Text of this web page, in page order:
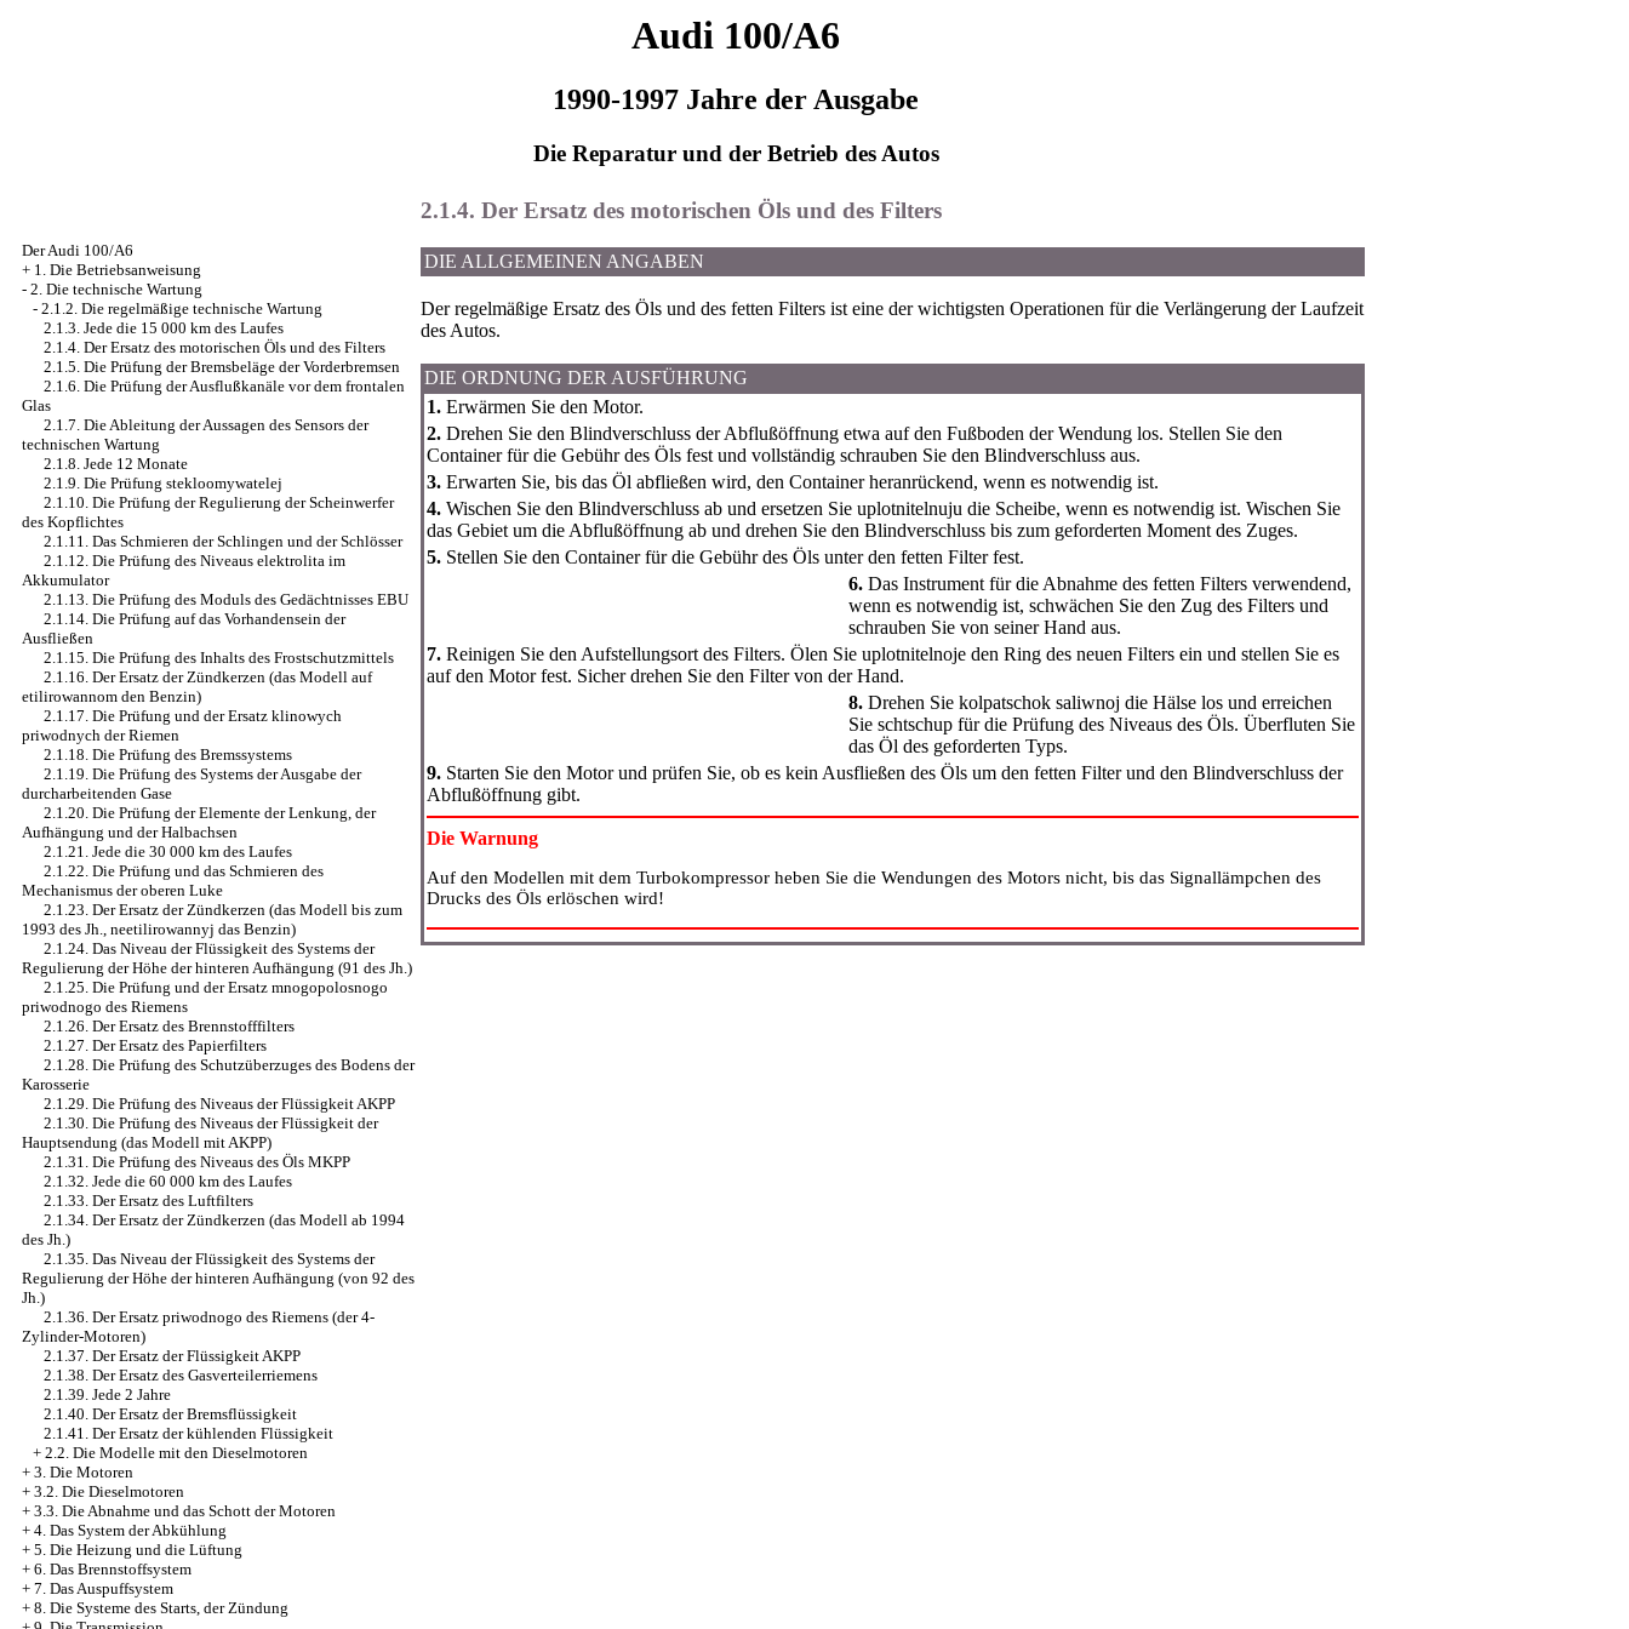
Audi 100/A6
1990-1997 Jahre der Ausgabe
Die Reparatur und der Betrieb des Autos
Der Audi 100/A6
+ 1. Die Betriebsanweisung
- 2. Die technische Wartung
- 2.1.2. Die regelmäßige technische Wartung
2.1.3. Jede die 15 000 km des Laufes
2.1.4. Der Ersatz des motorischen Öls und des Filters
2.1.5. Die Prüfung der Bremsbeläge der Vorderbremsen
2.1.6. Die Prüfung der Ausflußkanäle vor dem frontalen
Glas
2.1.7. Die Ableitung der Aussagen des Sensors der
technischen Wartung
2.1.8. Jede 12 Monate
2.1.9. Die Prüfung stekloomywatelej
2.1.10. Die Prüfung der Regulierung der Scheinwerfer
des Kopflichtes
2.1.11. Das Schmieren der Schlingen und der Schlösser
2.1.12. Die Prüfung des Niveaus elektrolita im
Akkumulator
2.1.13. Die Prüfung des Moduls des Gedächtnisses EBU
2.1.14. Die Prüfung auf das Vorhandensein der
Ausfließen
2.1.15. Die Prüfung des Inhalts des Frostschutzmittels
2.1.16. Der Ersatz der Zündkerzen (das Modell auf
etilirowannom den Benzin)
2.1.17. Die Prüfung und der Ersatz klinowych
priwodnych der Riemen
2.1.18. Die Prüfung des Bremssystems
2.1.19. Die Prüfung des Systems der Ausgabe der
durcharbeitenden Gase
2.1.20. Die Prüfung der Elemente der Lenkung, der
Aufhängung und der Halbachsen
2.1.21. Jede die 30 000 km des Laufes
2.1.22. Die Prüfung und das Schmieren des
Mechanismus der oberen Luke
2.1.23. Der Ersatz der Zündkerzen (das Modell bis zum
1993 des Jh., neetilirowannyj das Benzin)
2.1.24. Das Niveau der Flüssigkeit des Systems der
Regulierung der Höhe der hinteren Aufhängung (91 des Jh.)
2.1.25. Die Prüfung und der Ersatz mnogopolosnogo
priwodnogo des Riemens
2.1.26. Der Ersatz des Brennstofffilters
2.1.27. Der Ersatz des Papierfilters
2.1.28. Die Prüfung des Schutzüberzuges des Bodens der
Karosserie
2.1.29. Die Prüfung des Niveaus der Flüssigkeit AKPP
2.1.30. Die Prüfung des Niveaus der Flüssigkeit der
Hauptsendung (das Modell mit AKPP)
2.1.31. Die Prüfung des Niveaus des Öls MKPP
2.1.32. Jede die 60 000 km des Laufes
2.1.33. Der Ersatz des Luftfilters
2.1.34. Der Ersatz der Zündkerzen (das Modell ab 1994
des Jh.)
2.1.35. Das Niveau der Flüssigkeit des Systems der
Regulierung der Höhe der hinteren Aufhängung (von 92 des
Jh.)
2.1.36. Der Ersatz priwodnogo des Riemens (der 4-
Zylinder-Motoren)
2.1.37. Der Ersatz der Flüssigkeit AKPP
2.1.38. Der Ersatz des Gasverteilerriemens
2.1.39. Jede 2 Jahre
2.1.40. Der Ersatz der Bremsflüssigkeit
2.1.41. Der Ersatz der kühlenden Flüssigkeit
+ 2.2. Die Modelle mit den Dieselmotoren
+ 3. Die Motoren
+ 3.2. Die Dieselmotoren
+ 3.3. Die Abnahme und das Schott der Motoren
+ 4. Das System der Abkühlung
+ 5. Die Heizung und die Lüftung
+ 6. Das Brennstoffsystem
+ 7. Das Auspuffsystem
+ 8. Die Systeme des Starts, der Zündung
2.1.4. Der Ersatz des motorischen Öls und des Filters
DIE ALLGEMEINEN ANGABEN
Der regelmäßige Ersatz des Öls und des fetten Filters ist eine der wichtigsten Operationen für die Verlängerung der Laufzeit
des Autos.
DIE ORDNUNG DER AUSFÜHRUNG
1. Erwärmen Sie den Motor.
2. Drehen Sie den Blindverschluss der Abflußöffnung etwa auf den Fußboden der Wendung los. Stellen Sie den
Container für die Gebühr des Öls fest und vollständig schrauben Sie den Blindverschluss aus.
3. Erwarten Sie, bis das Öl abfließen wird, den Container heranrückend, wenn es notwendig ist.
4. Wischen Sie den Blindverschluss ab und ersetzen Sie uplotnitelnuju die Scheibe, wenn es notwendig ist. Wischen Sie
das Gebiet um die Abflußöffnung ab und drehen Sie den Blindverschluss bis zum geforderten Moment des Zuges.
5. Stellen Sie den Container für die Gebühr des Öls unter den fetten Filter fest.
6. Das Instrument für die Abnahme des fetten Filters verwendend,
wenn es notwendig ist, schwächen Sie den Zug des Filters und
schrauben Sie von seiner Hand aus.
7. Reinigen Sie den Aufstellungsort des Filters. Ölen Sie uplotnitelnoje den Ring des neuen Filters ein und stellen Sie es
auf den Motor fest. Sicher drehen Sie den Filter von der Hand.
8. Drehen Sie kolpatschok saliwnoj die Hälse los und erreichen
Sie schtschup für die Prüfung des Niveaus des Öls. Überfluten Sie
das Öl des geforderten Typs.
9. Starten Sie den Motor und prüfen Sie, ob es kein Ausfließen des Öls um den fetten Filter und den Blindverschluss der
Abflußöffnung gibt.
Die Warnung
Auf den Modellen mit dem Turbokompressor heben Sie die Wendungen des Motors nicht, bis das Signallämpchen des
Drucks des Öls erlöschen wird!